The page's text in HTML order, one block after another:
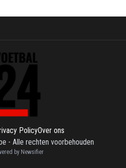
PolicyOver ons
- Alle rechten voorbehouden
by Newsifier